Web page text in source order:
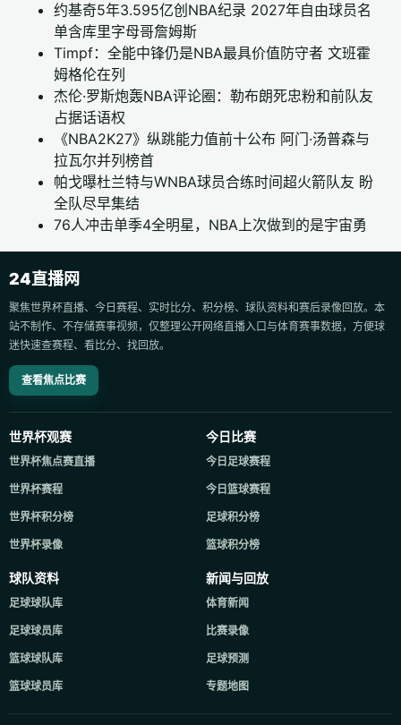
约基奇5年3.595亿创NBA纪录 2027年自由球员名
单含库里字母哥詹姆斯
Timpf：全能中锋仍是NBA最具价值防守者 文班霍
姆格伦在列
杰伦·罗斯炮轰NBA评论圈：勒布朗死忠粉和前队友
占据话语权
《NBA2K27》纵跳能力值前十公布 阿门·汤普森与
拉瓦尔并列榜首
帕戈曝杜兰特与WNBA球员合练时间超火箭队友 盼
全队尽早集结
76人冲击单季4全明星，NBA上次做到的是宇宙勇
24直播网
聚焦世界杯直播、今日赛程、实时比分、积分榜、球队资料和赛后录像回放。本
站不制作、不存储赛事视频，仅整理公开网络直播入口与体育赛事数据，方便球
迷快速查赛程、看比分、找回放。
查看焦点比赛
世界杯观赛
世界杯焦点赛直播
世界杯赛程
世界杯积分榜
世界杯录像
今日比赛
今日足球赛程
今日篮球赛程
足球积分榜
篮球积分榜
球队资料
足球球队库
足球球员库
篮球球队库
篮球球员库
新闻与回放
体育新闻
比赛录像
足球预测
专题地图